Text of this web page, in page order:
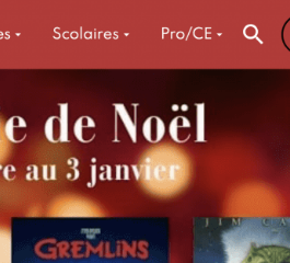
indépendants et sans lien avec
en ligne du cinéma.